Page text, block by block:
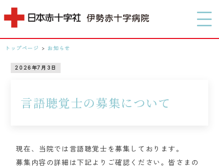
MENU
0596-28-2171
トップページ > お知らせ
言語聴覚士の募集について
2026年7月3日
現在、当院では言語聴覚士を募集しております。
募集内容の詳細は下記よりご確認ください。皆さまの